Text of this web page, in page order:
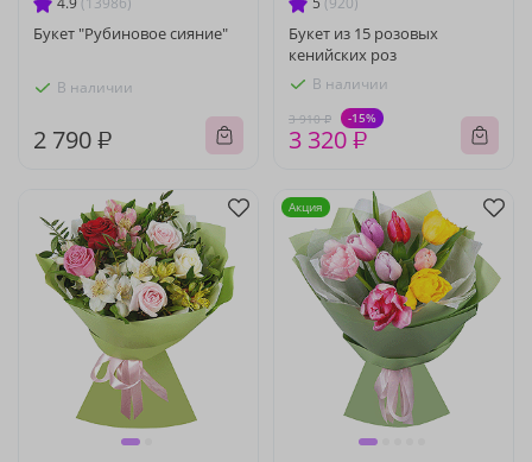
Букет "Рубиновое сияние"
В наличии
2 790 ₽
Букет из 15 розовых
кенийских роз
В наличии
3 910 ₽ -15%
3 320 ₽
Акция